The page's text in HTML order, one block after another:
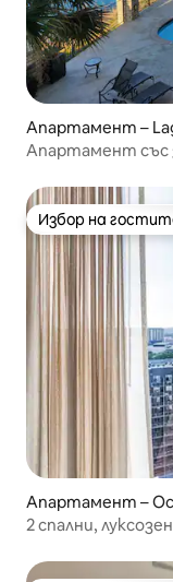
Апартамент –
Апартамент със
Избор на
Избор на
Апартамент –
2 спални,